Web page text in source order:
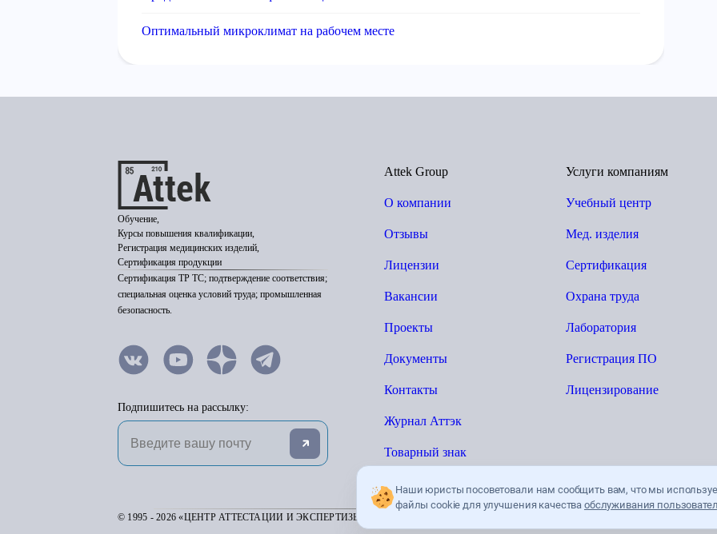
Наши юристы посоветовали нам сообщить вам, что мы
файлы cookie для улучшения качества обслуживания
Оптимальный микроклимат на рабочем месте
Обучение,
Курсы повышения квалификации,
Регистрация медицинских изделий,
Сертификация продукции
Сертификация ТР ТС; подтверждение соответствия;
специальная оценка условий труда; промышленная
безопасность.
Подпишитесь на рассылку:
Attek Group
О компании
Отзывы
Лицензии
Вакансии
Проекты
Документы
Контакты
Журнал Аттэк
Товарный знак
Услуги компаниям
Учебный центр
Мед. изделия
Сертификация
Охрана труда
Лаборатория
Регистрация ПО
Лицензирование
© 1995 - 2026 «ЦЕНТР АТТЕСТАЦИИ И ЭКСПЕРТИЗЫ»